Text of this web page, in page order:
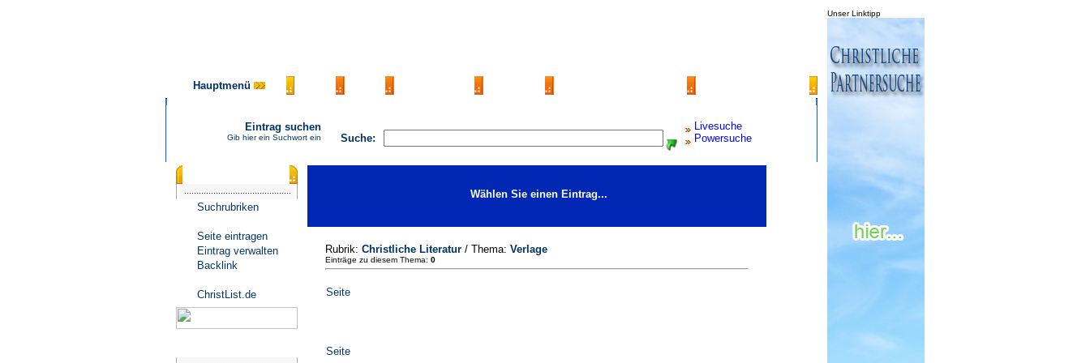
Unser Linktipp
Hauptmenü
Suche:
Livesuche
Powersuche
Eintrag suchen
Gib hier ein Suchwort ein
Suchrubriken
Seite eintragen
Eintrag verwalten
Backlink
ChristList.de
Wählen Sie einen Eintrag...
Rubrik: Christliche Literatur / Thema: Verlage
Einträge zu diesem Thema: 0
Seite
Seite